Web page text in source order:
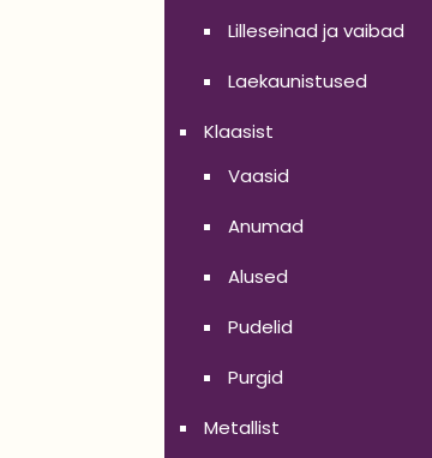
Lilleseinad ja vaibad
Laekaunistused
Klaasist
Vaasid
Anumad
Alused
Pudelid
Purgid
Metallist